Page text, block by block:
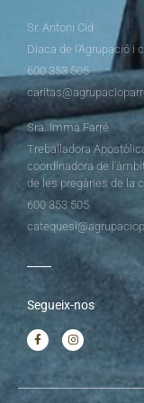
Sr. Antoni Cid
Diaca de l’Agrupació i
600 353 505
Sra. Imma Farré
Treballadora
coordinadora de
de les pregàries de la
600 353 505
Segueix-nos